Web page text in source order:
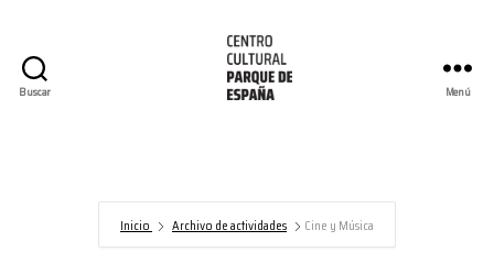
Buscar
España/AECID
Menú
Inicio Archivo de actividades Cine y Música